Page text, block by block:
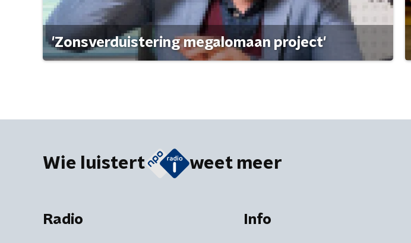
'Zonsverduistering megalomaan project'
Wie luistert weet meer
Radio Info